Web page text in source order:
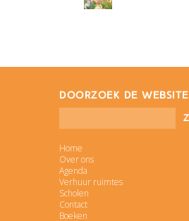
doorzoek de website
Home
Over ons
Agenda
Verhuur ruimtes
Scholen
Contact
Boeken